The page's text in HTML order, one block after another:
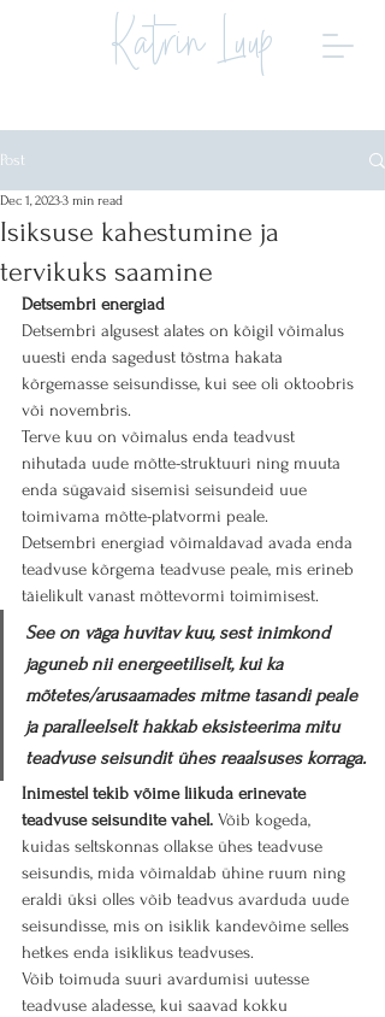
Katrin Luup
Post
Isiksuse kahestumine ja
tervikuks saamine
Dec 1, 20233 min read
Detsembri energiad
Detsembri algusest alates on kõigil võimalus
uuesti enda sagedust tõstma hakata
kõrgemasse seisundisse, kui see oli oktoobris
või novembris.
Terve kuu on võimalus enda teadvust
nihutada uude mõtte-struktuuri ning muuta
enda sügavaid sisemisi seisundeid uue
toimivama mõtte-platvormi peale.
Detsembri energiad võimaldavad avada enda
teadvuse kõrgema teadvuse peale, mis erineb
täielikult vanast mõttevormi toimimisest.
See on väga huvitav kuu, sest inimkond
jaguneb nii energeetiliselt, kui ka
mõtetes/arusaamades mitme tasandi peale
ja paralleelselt hakkab eksisteerima mitu
teadvuse seisundit ühes reaalsuses korraga.
Inimestel tekib võime liikuda erinevate
teadvuse seisundite vahel. Võib kogeda,
kuidas seltskonnas ollakse ühes teadvuse
seisundis, mida võimaldab ühine ruum ning
eraldi üksi olles võib teadvus avarduda uude
seisundisse, mis on isiklik kandevõime selles
hetkes enda isiklikus teadvuses.
Võib toimuda suuri avardumisi uutesse
teadvuse aladesse, kui saavad kokku